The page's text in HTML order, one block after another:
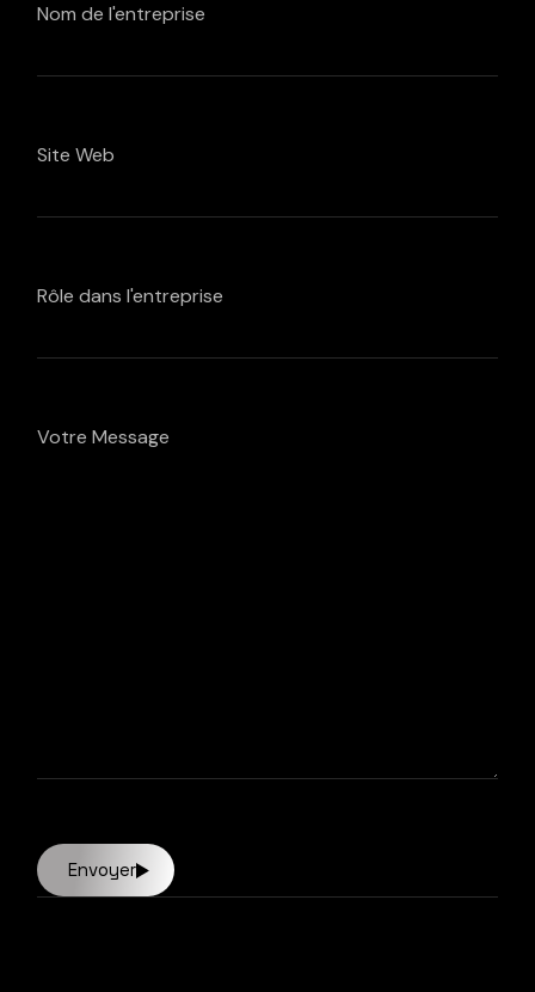
Nom de l'entreprise
Site Web
Rôle dans l'entreprise
Votre Message
Envoyer